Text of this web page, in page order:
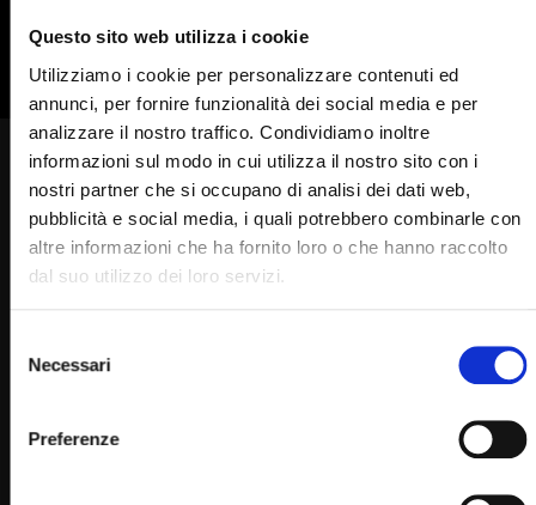
Questo sito web utilizza i cookie
Utilizziamo i cookie per personalizzare contenuti ed
annunci, per fornire funzionalità dei social media e per
analizzare il nostro traffico. Condividiamo inoltre
informazioni sul modo in cui utilizza il nostro sito con i
nostri partner che si occupano di analisi dei dati web,
pubblicità e social media, i quali potrebbero combinarle con
altre informazioni che ha fornito loro o che hanno raccolto
dal suo utilizzo dei loro servizi.
delNecessari
Preferenze
840
841
Era curioso di vedere le
stimmate e Padre Pio lo
mandò via